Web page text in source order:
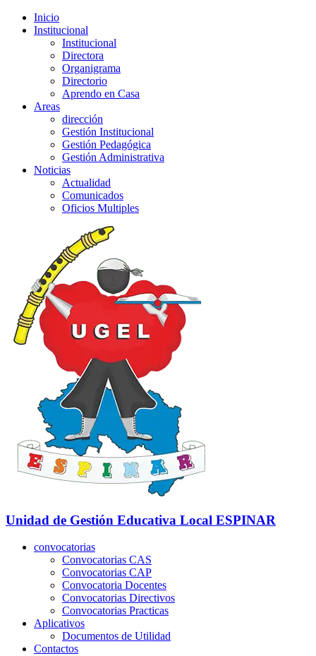
Inicio
Institucional
Institucional
Directora
Organigrama
Directorio
Aprendo en Casa
Areas
dirección
Gestión Institucional
Gestión Pedagógica
Gestión Administrativa
Noticias
Actualidad
Comunicados
Oficios Multiples
Unidad de Gestión Educativa Local ESPINAR
convocatorias
Convocatorias CAS
Convocatorias CAP
Convocatoria Docentes
Convocatorias Directivos
Convocatorias Practicas
Aplicativos
Documentos de Utilidad
Contactos